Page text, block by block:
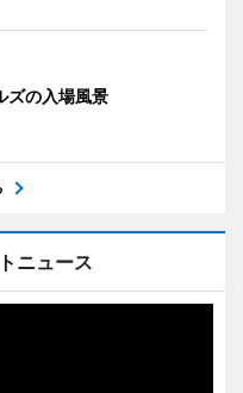
ズの入場風景
ニュース